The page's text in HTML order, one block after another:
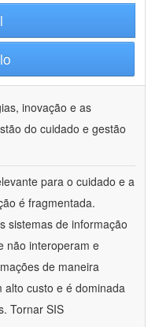
inovação e as
do cuidado e gestão
para o cuidado e a
é fragmentada.
sistemas de informação
não interoperam e
de maneira
alto custo e é dominada
Tornar SIS